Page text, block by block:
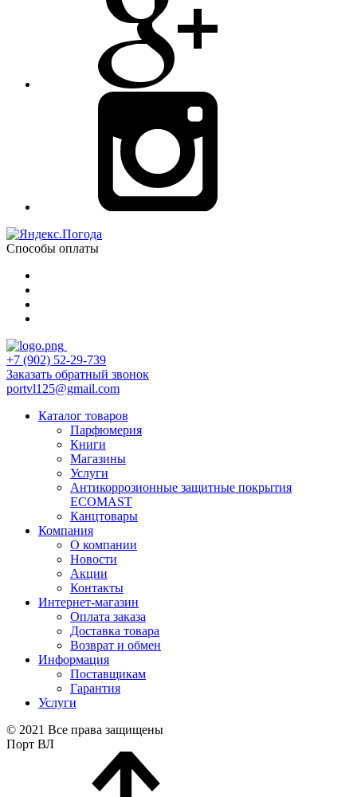
Способы оплаты
+7 (902) 52-29-739
Заказать обратный звонок
portvl125@gmail.com
Каталог товаров
Парфюмерия
Книги
Магазины
Услуги
Антикоррозионные защитные покрытия
ECOMAST
Канцтовары
Компания
О компании
Новости
Акции
Контакты
Интернет-магазин
Оплата заказа
Доставка товара
Возврат и обмен
Информация
Поставщикам
Гарантия
Услуги
© 2021 Все права защищены
Порт ВЛ